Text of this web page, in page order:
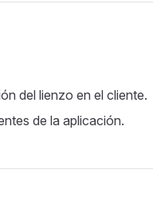
del lienzo en el cliente.
de la aplicación.